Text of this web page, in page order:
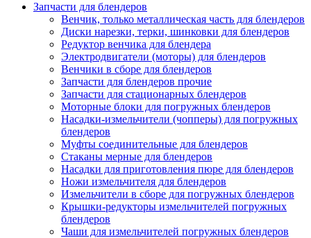
Запчасти для блендеров
Венчик, только металлическая часть для блендеров
Диски нарезки, терки, шинковки для блендеров
Редуктор венчика для блендера
Электродвигатели (моторы) для блендеров
Венчики в сборе для блендеров
Запчасти для блендеров прочие
Запчасти для стационарных блендеров
Моторные блоки для погружных блендеров
Насадки-измельчители (чопперы) для погружных
блендеров
Муфты соединительные для блендеров
Стаканы мерные для блендеров
Насадки для приготовления пюре для блендеров
Ножи измельчителя для блендеров
Измельчители в сборе для погружных блендеров
Крышки-редукторы измельчителей погружных
блендеров
Чаши для измельчителей погружных блендеров